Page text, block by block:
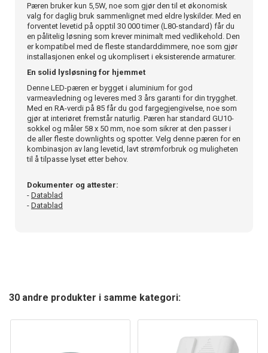
Pæren bruker kun 5,5W, noe som gjør den til et økonomisk
valg for daglig bruk sammenlignet med eldre lyskilder. Med en
forventet levetid på opptil 30 000 timer (L80-standard) får du
en pålitelig løsning som krever minimalt med vedlikehold. Den
er kompatibel med de fleste standarddimmere, noe som gjør
installasjonen enkel og ukomplisert i eksisterende armaturer.
En solid lysløsning for hjemmet
Denne LED-pæren er bygget i aluminium for god
varmeavledning og leveres med 3 års garanti for din trygghet.
Med en RA-verdi på 85 får du god fargegjengivelse, noe som
gjør at interiøret fremstår naturlig. Pæren har standard GU10-
sokkel og måler 58 x 50 mm, noe som sikrer at den passer i
de aller fleste downlights og spotter. Velg denne pæren for en
kombinasjon av lang levetid, lavt strømforbruk og muligheten
til å tilpasse lyset etter behov.
Dokumenter og attester:
- Datablad
- Datablad
30 andre produkter i samme kategori: